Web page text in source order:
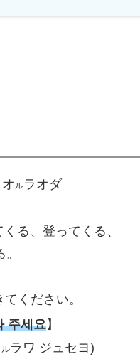
オ ルラオダ
る、登ってくる、
ください。
주세요】
ルラワ ジュセヨ)